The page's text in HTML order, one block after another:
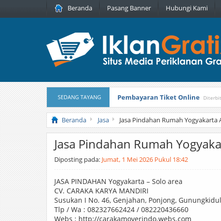
Beranda Pasang Banner Hubungi Kami
SEDANG TAYANG Pembayaran Tiket Online
Masker Sprilulina Tiens
Beranda Jasa Jasa Pindahan Rumah Yogyakarta
Jasa Pindahan Rumah
Diposting pada: Jumat, 1 Mei 2026 Pukul 18:42
JASA PINDAHAN Yogyakarta – Solo area
CV. CARAKA KARYA MANDIRI
Susukan I No. 46, Genjahan, Ponjong,
Tlp / Wa : 082327662424 / 082220436660
Webs : http://carakamoverindo.webs.com